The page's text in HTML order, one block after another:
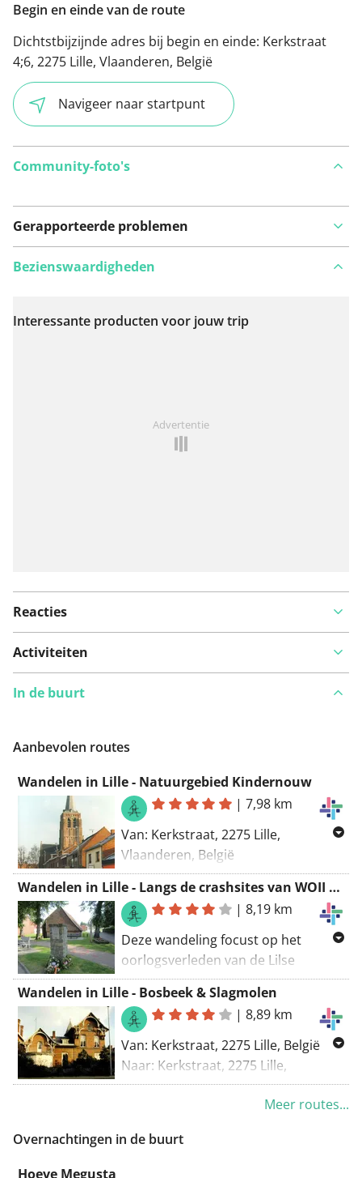
Begin en einde van de route
Dichtstbijzijnde adres bij begin en einde: Kerkstraat
4;6, 2275 Lille, Vlaanderen, België
Navigeer naar startpunt
Community-foto's
Gerapporteerde problemen
Bekijk op kaart
Bezienswaardigheden
Interessante producten voor jouw trip
Advertentie
Reacties
Activiteiten
In de buurt
Aanbevolen routes
Wandelen in Lille - Natuurgebied Kindernouw
|7,98 km
Van: Kerkstraat, 2275 Lille,
Vlaanderen, België
Naar: Rechtestraat, 2275 Lille,
Vlaanderen, België
Routering: Wandel - mooiste
Wandelen in Lille - Langs de crashsites van WOII bommenwerpers
|8,19 km
Deze wandeling focust op het
oorlogsverleden van de Lilse
deelgemeente Gierle. De Tweede
Wereldoorlog sloeg daar extra hard
toe. Met deze wandeling wordt die
periode opnieuw tastbaar. Knoop je
veters en herbeleef hoe Gierle werd
getroffen.
Indien je deze wandeling interessant
vindt, bekijk ook zeker onze route:
Wandelen in Lille - Bosbeek & Slagmolen
|8,89 km
Van: Kerkstraat, 2275 Lille, België
Naar: Kerkstraat, 2275 Lille,
Vlaanderen, België
Meer routes...
Overnachtingen in de buurt
Hoeve Megusta